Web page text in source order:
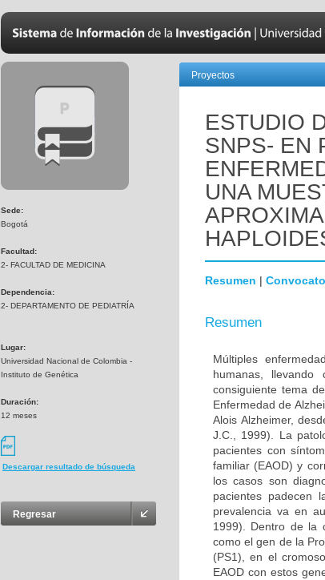
Sede:
Bogotá
Facultad:
2- FACULTAD DE MEDICINA
Dependencia:
2- DEPARTAMENTO DE PEDIATRÍA
Lugar:
Universidad Nacional de Colombia -
Instituto de Genética
Duración:
12 meses
Descargar resultado de búsqueda
Regresar
Proyectos
ESTUDIO
SNPS- EN
UNA
Resumen |
Resumen
Múltiples
humanas,
consiguiente tema
Enfermedad de
Alois Alzheimer,
J.C., 1999). La
pacientes con
familiar (EAOD) y
los casos son
pacientes padecen
prevalencia va en
1999). Dentro de la
como el gen de la
(PS1), en el
EAOD con estos